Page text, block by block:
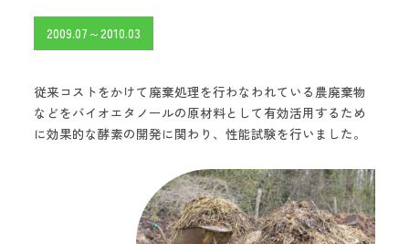
2009.07～2010.03
従来コストをかけて廃棄処理を行わなわれている農廃棄物
などをバイオエタノールの原材料として有効活用するため
に効果的な酵素の開発に関わり、性能試験を行いました。